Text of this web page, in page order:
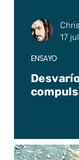
ENSAYO
17 jul